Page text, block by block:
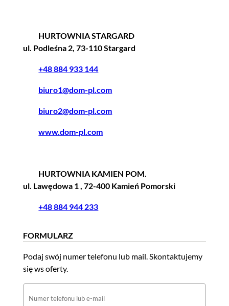
HURTOWNIA STARGARD
ul. Podleśna 2, 73-110 Stargard
+48 884 933 144
biuro1@dom-pl.com
biuro2@dom-pl.com
www.dom-pl.com
HURTOWNIA KAMIEN POM.
ul. Lawędowa 1 , 72-400 Kamień Pomorski
+48 884 944 233
FORMULARZ
Podaj swój numer telefonu lub mail. Skontaktujemy
się ws oferty.